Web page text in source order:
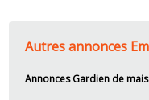
Autres annonces
Annonces Gardien de